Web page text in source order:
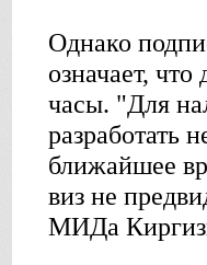
Однако
означает,
часы. "Для
разработать
ближайшее
виз не
МИДа